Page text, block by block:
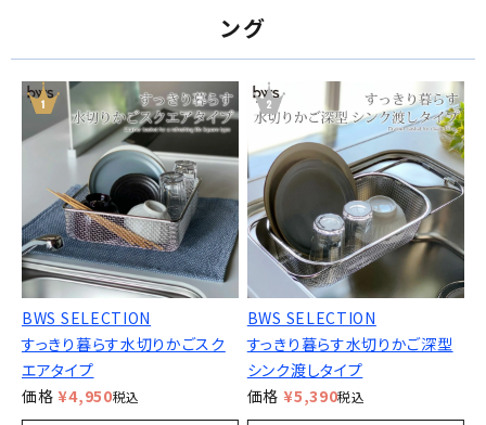
ング
BWS SELECTION
すっきり暮らす水切りかごスク
エアタイプ
価格 ¥4,950税込
BWS SELECTION
すっきり暮らす水切りかご深型
シンク渡しタイプ
価格 ¥5,390税込